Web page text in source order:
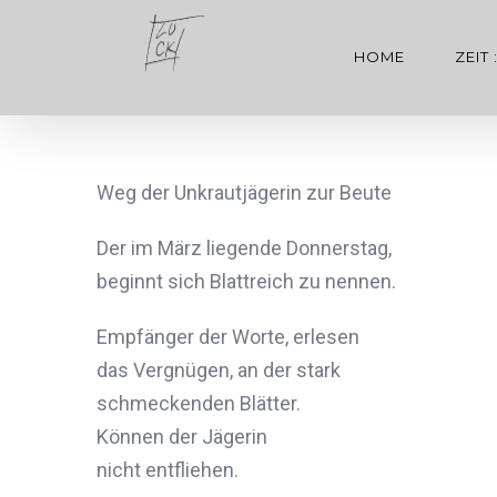
HOME ZEIT
Weg der Unkrautjägerin zur Beute
Der im März liegende Donnerstag,
beginnt sich Blattreich zu nennen.
Empfänger der Worte, erlesen
das Vergnügen, an der stark
schmeckenden Blätter.
Können der Jägerin
nicht entfliehen.